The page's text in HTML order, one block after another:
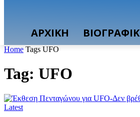
ΑΡΧΙΚΗ
Home Tags UFO
Tag: UFO
Latest